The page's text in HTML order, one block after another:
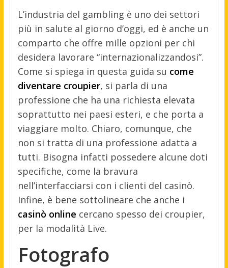
L’industria del gambling è uno dei settori
più in salute al giorno d’oggi, ed è anche un
comparto che offre mille opzioni per chi
desidera lavorare “internazionalizzandosi”.
Come si spiega in questa guida su come
diventare croupier, si parla di una
professione che ha una richiesta elevata
soprattutto nei paesi esteri, e che porta a
viaggiare molto. Chiaro, comunque, che
non si tratta di una professione adatta a
tutti. Bisogna infatti possedere alcune doti
specifiche, come la bravura
nell’interfacciarsi con i clienti del casinò.
Infine, è bene sottolineare che anche i
casinò online cercano spesso dei croupier,
per la modalità Live.
Fotografo